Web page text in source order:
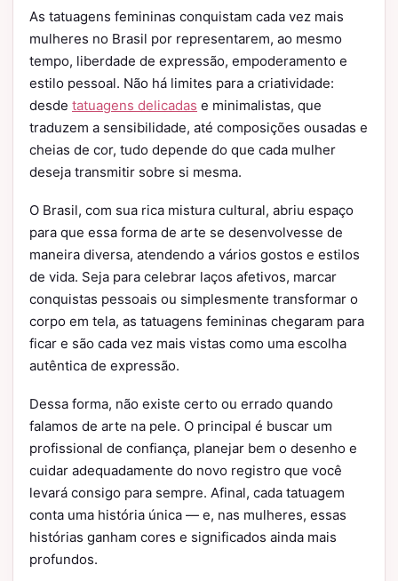
As tatuagens femininas conquistam cada vez mais
mulheres no Brasil por representarem, ao mesmo
tempo, liberdade de expressão, empoderamento e
estilo pessoal. Não há limites para a criatividade:
desde tatuagens delicadas e minimalistas, que
traduzem a sensibilidade, até composições ousadas e
cheias de cor, tudo depende do que cada mulher
deseja transmitir sobre si mesma.
O Brasil, com sua rica mistura cultural, abriu espaço
para que essa forma de arte se desenvolvesse de
maneira diversa, atendendo a vários gostos e estilos
de vida. Seja para celebrar laços afetivos, marcar
conquistas pessoais ou simplesmente transformar o
corpo em tela, as tatuagens femininas chegaram para
ficar e são cada vez mais vistas como uma escolha
autêntica de expressão.
Dessa forma, não existe certo ou errado quando
falamos de arte na pele. O principal é buscar um
profissional de confiança, planejar bem o desenho e
cuidar adequadamente do novo registro que você
levará consigo para sempre. Afinal, cada tatuagem
conta uma história única — e, nas mulheres, essas
histórias ganham cores e significados ainda mais
profundos.